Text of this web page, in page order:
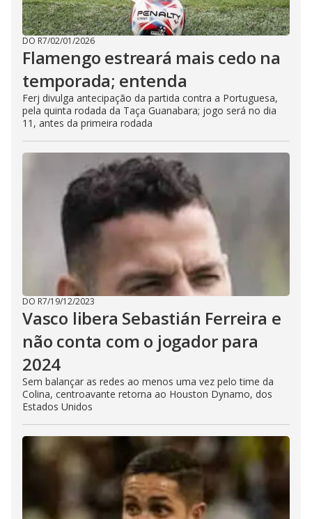
DO R7/02/01/2026
Flamengo estreará mais cedo na
temporada; entenda
Ferj divulga antecipação da partida contra a Portuguesa,
pela quinta rodada da Taça Guanabara; jogo será no dia
11, antes da primeira rodada
DO R7/19/12/2023
Vasco libera Sebastián Ferreira e
não conta com o jogador para
2024
Sem balançar as redes ao menos uma vez pelo time da
Colina, centroavante retorna ao Houston Dynamo, dos
Estados Unidos